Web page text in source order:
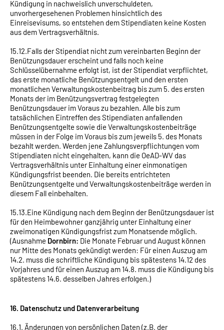
Kündigung in nachweislich unverschuldeten,
unvorhergesehenen Problemen hinsichtlich des
Einreisevisums, so entstehen dem Stipendiaten keine Kosten
aus dem Vertragsverhältnis.
15.12.Falls der Stipendiat nicht zum vereinbarten Beginn der
Benützungsdauer erscheint und falls noch keine
Schlüsselübernahme erfolgt ist, ist der Stipendiat verpflichtet,
das erste monatliche Benützungsentgelt und den ersten
monatlichen Verwaltungskostenbeitrag bis zum 5. des ersten
Monats der im Benützungsvertrag festgelegten
Benützungsdauer im Voraus zu bezahlen. Alle bis zum
tatsächlichen Eintreffen des Stipendiaten anfallenden
Benützungsentgelte sowie die Verwaltungskostenbeiträge
müssen in der Folge im Voraus bis zum jeweils 5. des Monats
bezahlt werden. Werden jene Zahlungsverpflichtungen vom
Stipendiaten nicht eingehalten, kann die OeAD-WV das
Vertragsverhältnis unter Einhaltung einer einmonatigen
Kündigungsfrist beenden. Die bereits entrichteten
Benützungsentgelte und Verwaltungskostenbeiträge werden in
diesem Fall einbehalten.
15.13.Eine Kündigung nach dem Beginn der Benützungsdauer ist
für den Heimbewohner ganzjährig unter Einhaltung einer
zweimonatigen Kündigungsfrist zum Monatsende möglich.
(Ausnahme Dornbirn: Die Monate Februar und August können
nur Mitte des Monats gekündigt werden: Für einen Auszug am
14.2. muss die schriftliche Kündigung bis spätestens 14.12 des
Vorjahres und für einen Auszug am 14.8. muss die Kündigung bis
spätestens 14.6. desselben Jahres erfolgen.)
16. Datenschutz und Datenverarbeitung
16.1. Änderungen von persönlichen Daten (z.B. der